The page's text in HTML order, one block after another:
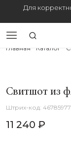
Для
Главная Каталог
Свитшот из
11 240 ₽